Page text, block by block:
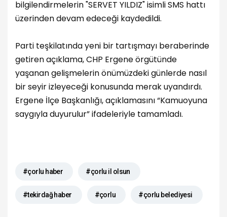
bilgilendirmelerin "SERVET YILDIZ" isimli SMS hattı
üzerinden devam edeceği kaydedildi.
Parti teşkilatında yeni bir tartışmayı beraberinde
getiren açıklama, CHP Ergene örgütünde
yaşanan gelişmelerin önümüzdeki günlerde nasıl
bir seyir izleyeceği konusunda merak uyandırdı.
Ergene İlçe Başkanlığı, açıklamasını “Kamuoyuna
saygıyla duyurulur” ifadeleriyle tamamladı.
#çorlu haber #çorlu il olsun
#tekirdağ haber #çorlu #çorlu belediyesi